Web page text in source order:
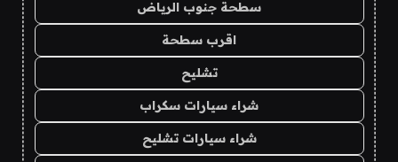
سطحة جنوب الرياض
اقرب سطحة
تشليح
شراء سيارات سكراب
شراء سيارات تشليح